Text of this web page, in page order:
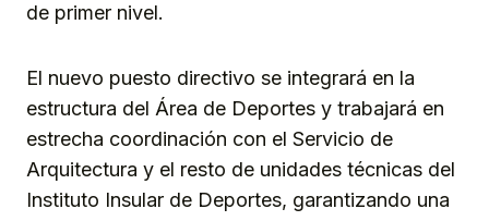
de primer nivel.
El nuevo puesto directivo se integrará en la
estructura del Área de Deportes y trabajará en
estrecha coordinación con el Servicio de
Arquitectura y el resto de unidades técnicas del
Instituto Insular de Deportes, garantizando una